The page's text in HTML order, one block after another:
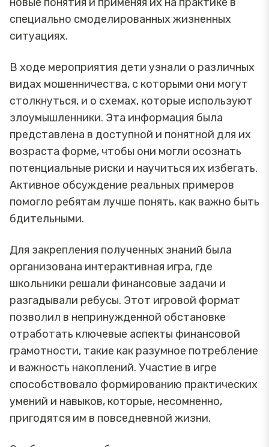
специально смоделированных жизненных
ситуациях.
В ходе мероприятия дети узнали о различных
видах мошенничества, с которыми они могут
столкнуться, и о схемах, которые используют
злоумышленники. Эта информация была
представлена в доступной и понятной для их
возраста форме, чтобы они могли осознать
потенциальные риски и научиться их избегать.
Активное обсуждение реальных примеров
помогло ребятам лучше понять, как важно быть
бдительными.
Для закрепления полученных знаний была
организована интерактивная игра, где
школьники решали финансовые задачи и
разгадывали ребусы. Этот игровой формат
позволил в непринужденной обстановке
отработать ключевые аспекты финансовой
грамотности, такие как разумное потребление
и важность накоплений. Участие в игре
способствовало формированию практических
умений и навыков, которые, несомненно,
пригодятся им в повседневной жизни.